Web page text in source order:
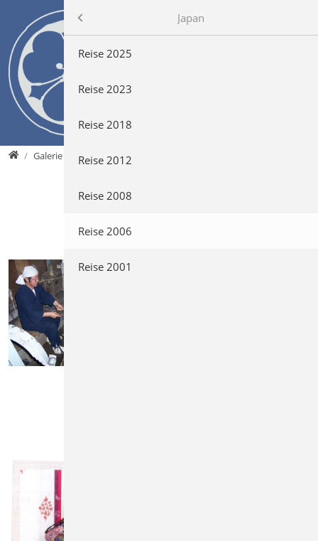
Direkt zur Hauptnavigation springen
Direkt zum Inhalt springen
Zur Unternavigation springen
HomeGalerie Japan Reise 2006
im April 2006
Galerie
Japan
Japan
Reise 2025
Reise 2023
Reise 2018
Reise 2012
Reise 2008
Reise 2006
Reise 2001